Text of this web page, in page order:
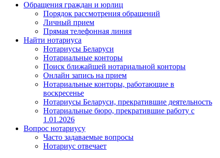
Обращения граждан и юрлиц
Порядок рассмотрения обращений
Личный прием
Прямая телефонная линия
Найти нотариуса
Нотариусы Беларуси
Нотариальные конторы
Поиск ближайшей нотариальной конторы
Онлайн запись на прием
Нотариальные конторы, работающие в
воскресенье
Нотариусы Беларуси, прекратившие деятельность
Нотариальные бюро, прекратившие работу с
1.01.2026
Вопрос нотариусу
Часто задаваемые вопросы
Нотариус отвечает